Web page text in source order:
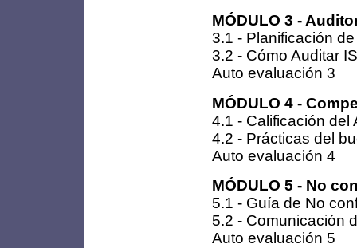
MÓDULO 3 -
3.1 - Planificación
3.2 - Cómo Auditar
Auto evaluación 3
MÓDULO 4 -
4.1 - Calificación del
4.2 - Prácticas del
Auto evaluación 4
MÓDULO 5 - No
5.1 - Guía de No
5.2 - Comunicación
Auto evaluación 5